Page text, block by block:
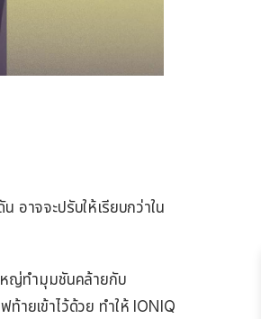
อาจจะปรับให้เรียบกว่าใน
หญ่ทำมุมชันคล้ายกับ
ท้ายเข้าไว้ด้วย ทำให้ IONIQ